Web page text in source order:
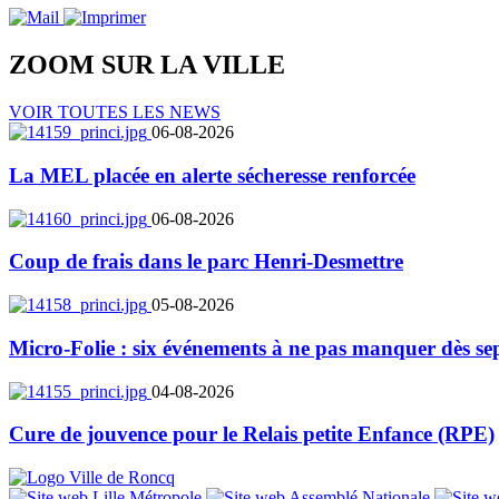
ZOOM SUR LAVILLE
VOIR TOUTES LES NEWS
06-08-2026
La MEL placée en alerte sécheresse renforcée
06-08-2026
Coup de frais dans le parc Henri-Desmettre
05-08-2026
Micro-Folie : six événements à ne pas manquer dès
04-08-2026
Cure de jouvence pour le Relais petite Enfance (RPE)